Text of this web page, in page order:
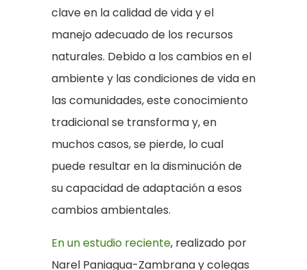
clave en la calidad de vida y el
manejo adecuado de los recursos
naturales. Debido a los cambios en el
ambiente y las condiciones de vida en
las comunidades, este conocimiento
tradicional se transforma y, en
muchos casos, se pierde, lo cual
puede resultar en la disminución de
su capacidad de adaptación a esos
cambios ambientales.
En un estudio reciente, realizado por
Narel Paniagua-Zambrana y colegas